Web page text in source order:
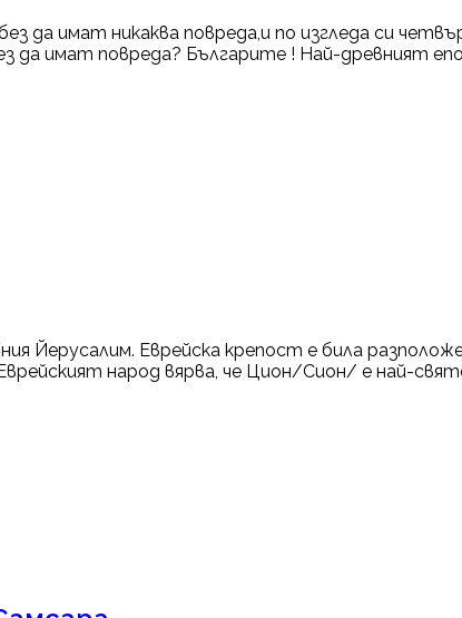
имат никаква повреда,и по изгледа си
имат повреда? Българите ! Най-древният
Еврейска крепост е била
народ вярва, че Цион/Сион/ е най-